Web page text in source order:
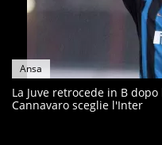
Ansa
La Juve retrocede in B
Cannavaro sceglie l'Inter